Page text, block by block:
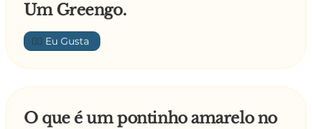
Um Greengo.
👍🏼
O que é um pontinho amarelo no